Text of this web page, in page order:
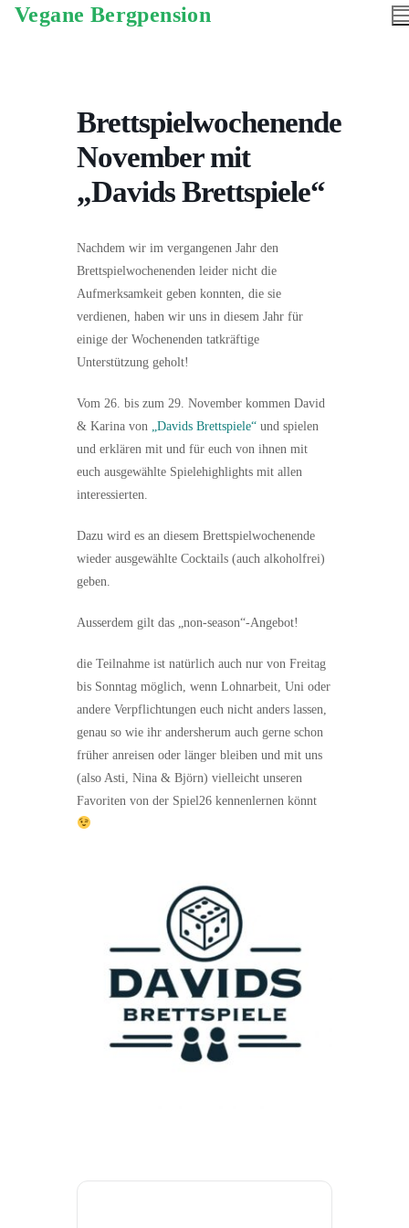
Vegane Bergpension
Brettspielwochenende
November mit
„Davids Brettspiele“
Nachdem wir im vergangenen Jahr den
Brettspielwochenenden leider nicht die
Aufmerksamkeit geben konnten, die sie
verdienen, haben wir uns in diesem Jahr für
einige der Wochenenden tatkräftige
Unterstützung geholt!
Vom 26. bis zum 29. November kommen David
& Karina von
„Davids Brettspiele“ und spielen
und erklären mit und für euch von ihnen mit
euch ausgewählte Spielehighlights mit allen
interessierten.
Dazu wird es an diesem Brettspielwochenende
wieder ausgewählte Cocktails (auch alkoholfrei)
geben.
Ausserdem gilt das „non-season“-Angebot!
die Teilnahme ist natürlich auch nur von Freitag
bis Sonntag möglich, wenn Lohnarbeit, Uni oder
andere Verpflichtungen euch nicht anders lassen,
genau so wie ihr andersherum auch gerne schon
früher anreisen oder länger bleiben und mit uns
(also Asti, Nina & Björn) vielleicht unseren
Favoriten von der Spiel26 kennenlernen könnt